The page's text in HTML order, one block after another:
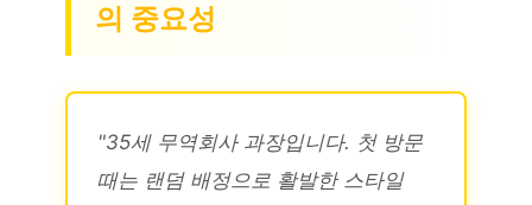
의 중요성
"35세 무역회사 과장입니다. 첫 방문
때는 랜덤 배정으로 활발한 스타일